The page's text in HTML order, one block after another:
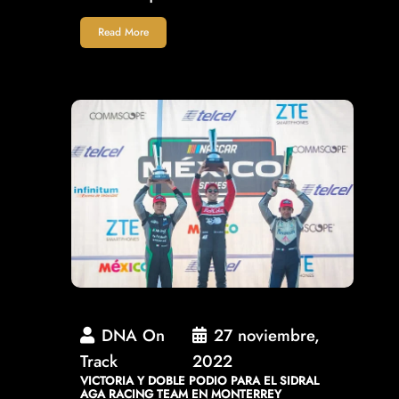
Read More
DNA On
Track
27 noviembre,
2022
VICTORIA Y DOBLE PODIO PARA EL SIDRAL
AGA RACING TEAM EN MONTERREY